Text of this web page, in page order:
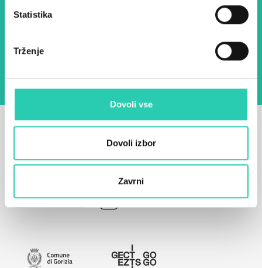
Statistika
Trženje
Dovoli vse
Dovoli izbor
Zavrni
namen pošiljanja novic.